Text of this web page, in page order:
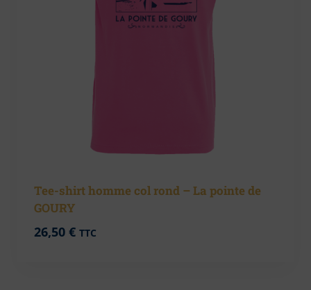
Tee-shirt homme col rond – La pointe de
GOURY
26,50 € TTC